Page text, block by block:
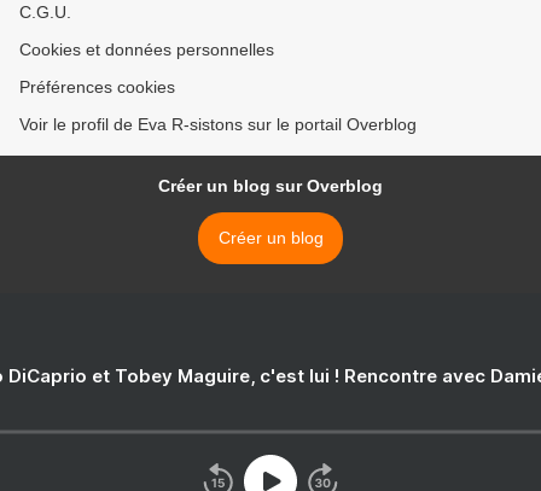
C.G.U.
Cookies et données personnelles
Préférences cookies
Voir le profil de Eva R-sistons sur le portail Overblog
Créer un blog sur Overblog
Créer un blog
DiCaprio et Tobey Maguire, c'est lui ! Rencontre avec